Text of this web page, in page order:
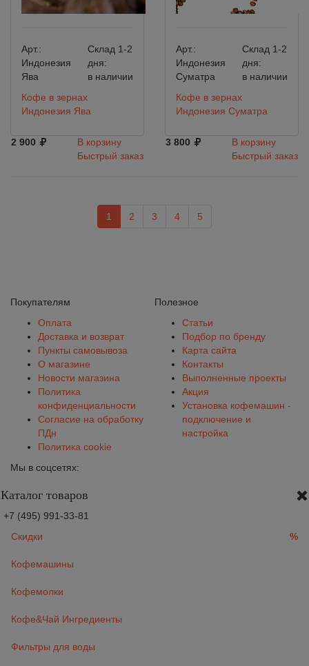
Арт.:
Индонезия
Ява
Склад 1-2
дня:
в наличии
Кофе в зернах
Индонезия Ява
2 900
В корзину
Быстрый заказ
Арт.:
Индонезия
Суматра
Склад 1-2
дня:
в наличии
Кофе в зернах
Индонезия Суматра
3 800
В корзину
Быстрый заказ
1 2 3 4 5
Покупателям
Оплата
Доставка и возврат
Пункты самовывоза
О магазине
Новости магазина
Политика
конфиденциальности
Согласие на обработку
ПДн
Политика cookie
Полезное
Статьи
Подбор по бренду
Карта сайта
Контакты
Выполненные проекты
Акция
Установка кофемашин -
подключение и
настройка
Мы в соцсетях:
Каталог товаров
+7 (495) 991-33-81
Скидки
%
Кофемашины
Кофемолки
Кофе&Чай Ингредиенты
Фильтры для воды